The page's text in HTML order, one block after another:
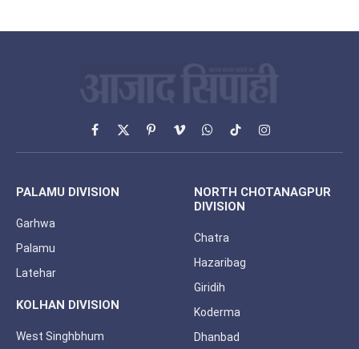
Facebook
X
(Twitter)
PinterestVimeoWhatsApp
TikTokInstagram
PALAMU DIVISION
Garhwa
Palamu
Latehar
KOLHAN DIVISION
West Singhbhum
NORTH CHOTANAGPUR
DIVISION
Chatra
Hazaribag
Giridih
Koderma
Dhanbad